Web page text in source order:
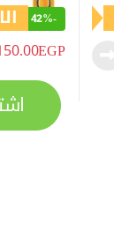
-
42%
EGP